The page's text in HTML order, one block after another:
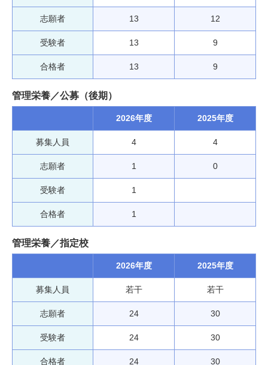
志願者 13 12
受験者 13 9
合格者 13 9
管理栄養／公募（後期）
2026年度 2025年度
募集人員 4 4
志願者 1 0
受験者 1
合格者 1
管理栄養／指定校
2026年度 2025年度
募集人員 若干 若干
志願者 24 30
受験者 24 30
合格者 24 30